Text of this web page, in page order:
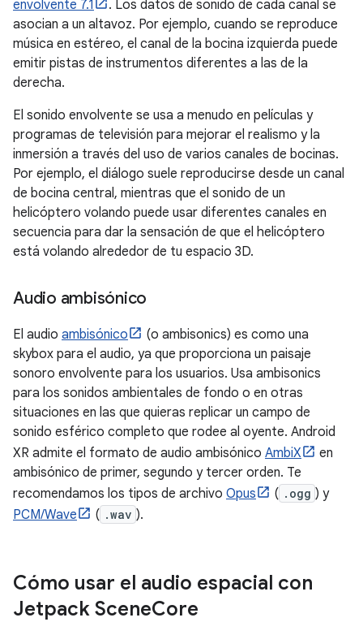
envolvente 7.1
. Los datos de sonido de cada canal se
asocian a un altavoz. Por ejemplo, cuando se reproduce
música en estéreo, el canal de la bocina izquierda puede
emitir pistas de instrumentos diferentes a las de la
derecha.
El sonido envolvente se usa a menudo en películas y
programas de televisión para mejorar el realismo y la
inmersión a través del uso de varios canales de bocinas.
Por ejemplo, el diálogo suele reproducirse desde un canal
de bocina central, mientras que el sonido de un
helicóptero volando puede usar diferentes canales en
secuencia para dar la sensación de que el helicóptero
está volando alrededor de tu espacio 3D.
Audio ambisónico
El audio ambisónico
(o ambisonics) es como una
skybox para el audio, ya que proporciona un paisaje
sonoro envolvente para los usuarios. Usa ambisonics
para los sonidos ambientales de fondo o en otras
situaciones en las que quieras replicar un campo de
sonido esférico completo que rodee al oyente. Android
XR admite el formato de audio ambisónico AmbiX
en
ambisónico de primer, segundo y tercer orden. Te
recomendamos los tipos de archivo Opus ( .ogg ) y
PCM/Wave
( .wav ).
Cómo usar el audio espacial con
Jetpack SceneCore